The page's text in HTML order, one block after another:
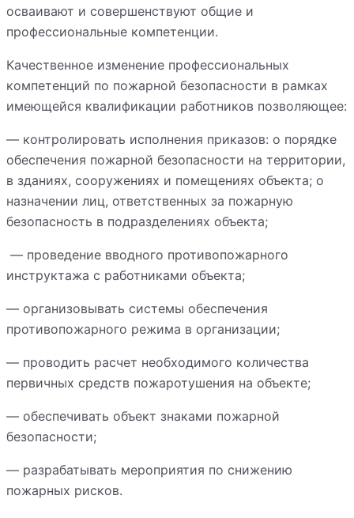
осваивают и совершенствуют общие и
профессиональные компетенции.
Качественное изменение профессиональных
компетенций по пожарной безопасности в рамках
имеющейся квалификации работников позволяющее:
— контролировать исполнения приказов: о порядке
обеспечения пожарной безопасности на территории,
в зданиях, сооружениях и помещениях объекта; о
назначении лиц, ответственных за пожарную
безопасность в подразделениях объекта;
— проведение вводного противопожарного
инструктажа с работниками объекта;
— организовывать системы обеспечения
противопожарного режима в организации;
— проводить расчет необходимого количества
первичных средств пожаротушения на объекте;
— обеспечивать объект знаками пожарной
безопасности;
— разрабатывать мероприятия по снижению
пожарных рисков.